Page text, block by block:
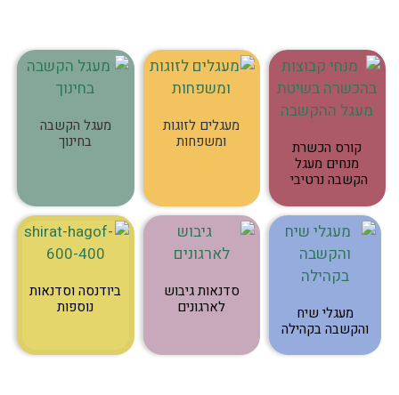
קורס הכשרת
מנחים מעגל
הקשבה נרטיבי
מעגלים לזוגות
ומשפחות
מעגל הקשבה
בחינוך
מעגלי שיח
והקשבה בקהילה
סדנאות גיבוש
לארגונים
ביודנסה וסדנאות
נוספות